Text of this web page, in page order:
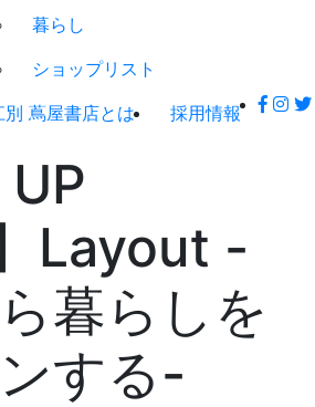
暮らし
ショップリスト
別 蔦屋書店とは 採用情報
UP
Layout -
暮らしを
する-